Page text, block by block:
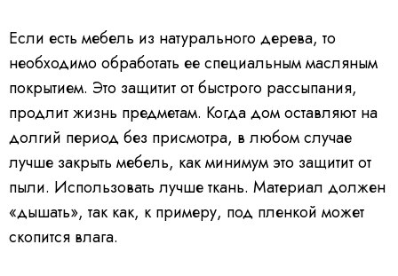
Если есть мебель из натурального дерева, то
необходимо обработать ее специальным масляным
покрытием. Это защитит от быстрого рассыпания,
продлит жизнь предметам. Когда дом оставляют на
долгий период без присмотра, в любом случае
лучше закрыть мебель, как минимум это защитит от
пыли. Использовать лучше ткань. Материал должен
«дышать», так как, к примеру, под пленкой может
скопится влага.